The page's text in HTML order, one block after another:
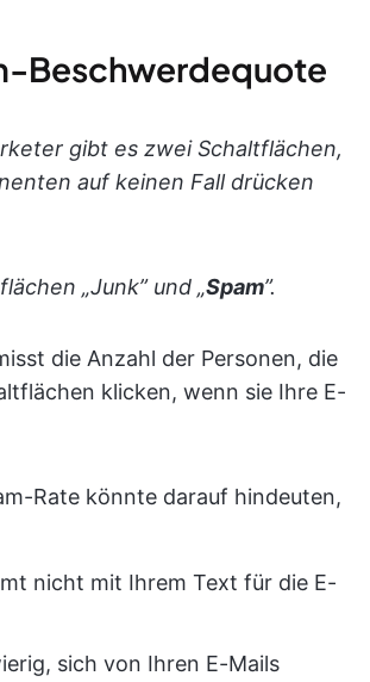
Beschwerdequote
gibt es zwei Schaltflächen,
auf keinen Fall drücken
„Junk” und „Spam”.
die Anzahl der Personen, die
klicken, wenn sie Ihre E-
Rate könnte darauf hindeuten,
nicht mit Ihrem Text für die E-
sich von Ihren E-Mails